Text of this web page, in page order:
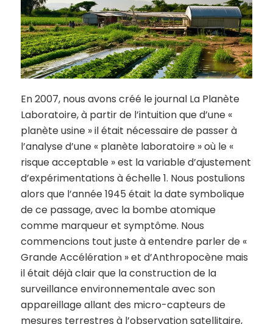
En 2007, nous avons créé le journal La Planète
Laboratoire, à partir de l’intuition que d’une «
planète usine » il était nécessaire de passer à
l’analyse d’une « planète laboratoire » où le «
risque acceptable » est la variable d’ajustement
d’expérimentations à échelle 1. Nous postulions
alors que l’année 1945 était la date symbolique
de ce passage, avec la bombe atomique
comme marqueur et symptôme. Nous
commencions tout juste à entendre parler de «
Grande Accélération » et d’Anthropocène mais
il était déjà clair que la construction de la
surveillance environnementale avec son
appareillage allant des micro-capteurs de
mesures terrestres à l’observation satellitaire,